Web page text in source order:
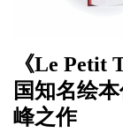
《Le Petit
国知名绘
峰之作